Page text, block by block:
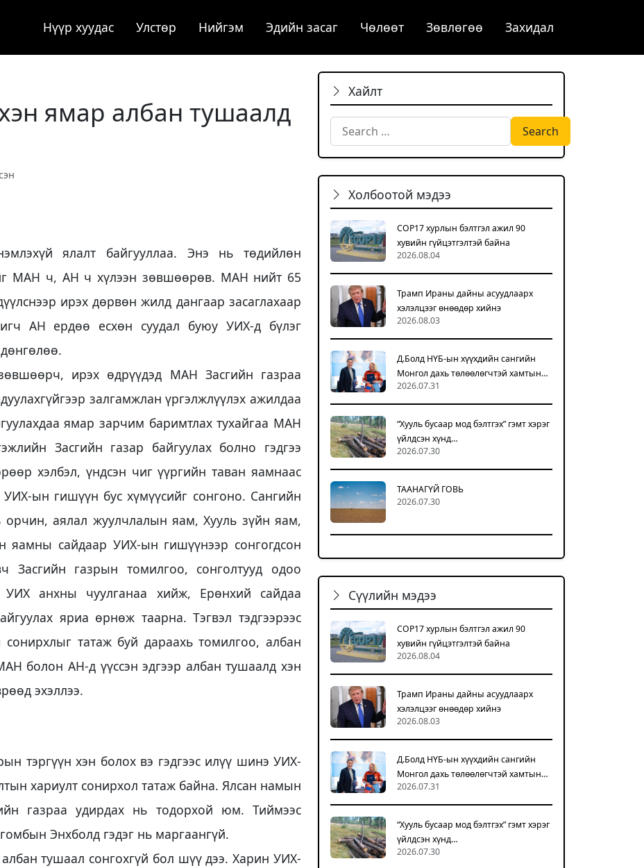
Нүүр хуудас Улстөр Нийгэм Эдийн засаг Чѳлѳѳт Зөвлөгөө Захидал
ямар албан тушаалд
ялалт байгууллаа. Энэ нь төдийлөн
МАН ч, АН ч хүлээн зөвшөөрөв. МАН нийт 65
ирэх дөрвөн жилд дангаар засаглахаар
АН ердөө есхөн суудал буюу УИХ-д бүлэг
ирэх өдрүүдэд МАН Засгийн газраа
залгамжлан үр­гэлж­лүүлэх ажилдаа
ямар зарчим баримтлах тухайгаа МАН
Засгийн газар байгуулах болно гэдгээ
хэлбэл, үндсэн чиг үүргийн таван яамнаас
ын гишүүн бус хүмүүсийг сонгоно. Сангийн
орчин, аялал жуулчлалын яам, Хууль зүйн яам,
яамны сайдаар УИХ-ын гишүүнээр сонгогдсон
Засгийн газрын томилгоо, сонголтууд одоо
анхны чуулганаа хийж, Ерөнхий сайдаа
яриа өрнөж таарна. Тэгвэл тэдгээрээс
татаж буй дараахь томилгоо, албан
болон АН-д үүссэн эдгээр албан тушаалд хэн
эхэллээ.
тэргүүн хэн болох вэ гэдгээс илүү шинэ УИХ-
хариулт сонирхол татаж байна. Ялсан намын
газраа удирдах нь тодорхой юм. Тиймээс
Энхболд гэдэг нь маргаангүй.
тушаал сонгохгүй бол шүү дээ. Харин УИХ-
Хайлт
Search for:
Холбоотой мэдээ
COP17 хурлын бэлтгэл ажил 90
хувийн гүйцэтгэлтэй байна
2026.08.04
Трамп Ираны дайны асуудлаарх
хэлэлцээг өнөөдөр хийнэ
2026.08.03
Д.Болд НҮБ-ын хүүхдийн сангийн
Монгол дахь төлөөлөгчтэй хамтын…
2026.07.31
“Хууль бусаар мод бэлтгэх” гэмт хэрэг
үйлдсэн хүнд…
2026.07.30
ТААНАГҮЙ ГОВЬ
2026.07.30
Сүүлийн мэдээ
COP17 хурлын бэлтгэл ажил 90
хувийн гүйцэтгэлтэй байна
2026.08.04
Трамп Ираны дайны асуудлаарх
хэлэлцээг өнөөдөр хийнэ
2026.08.03
Д.Болд НҮБ-ын хүүхдийн сангийн
Монгол дахь төлөөлөгчтэй хамтын…
2026.07.31
“Хууль бусаар мод бэлтгэх” гэмт хэрэг
үйлдсэн хүнд…
2026.07.30